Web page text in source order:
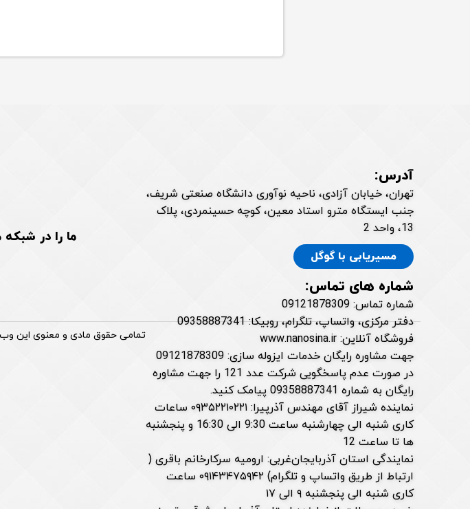
آدرس:
تهران، خیابان آزادی، ناحیه نوآوری دانشگاه صنعتی شریف،
جنب ایستگاه مترو استاد معین، کوچه حسینمردی، پلاک
13، واحد 2
مسیریابی با گوگل
شماره های تماس:
شماره تماس: 09121878309
دفتر مرکزی، واتساپ، تلگرام، روبیکا: 09358887341
فروشگاه آنلاین: www.nanosina.ir
جهت مشاوره رایگان خدمات ایزوله سازی: 09121878309
در صورت عدم پاسخگویی شرکت عدد 121 را جهت مشاوره
رایگان به شماره 09358887341 پیامک کنید.
نماینده شیراز آقای مهندس آذرپیرا: ۰۹۳۵۲۲۱۰۲۲۱ ساعات
کاری شنبه الی چهارشنبه ساعت 9:30 الی 16:30 و پنجشنبه
ها تا ساعت 12
نمایندگی استان آذربایجان‌غربی: ارومیه سرکارخانم باقری (
ارتباط از طریق واتساپ و تلگرام) ۰۹۱۴۳۴۷۵۹۴۲ ساعت
کاری شنبه الی پنجشنبه ۹ الی ۱۷
ما را در
تمامی حقوق مادی و معنوی این